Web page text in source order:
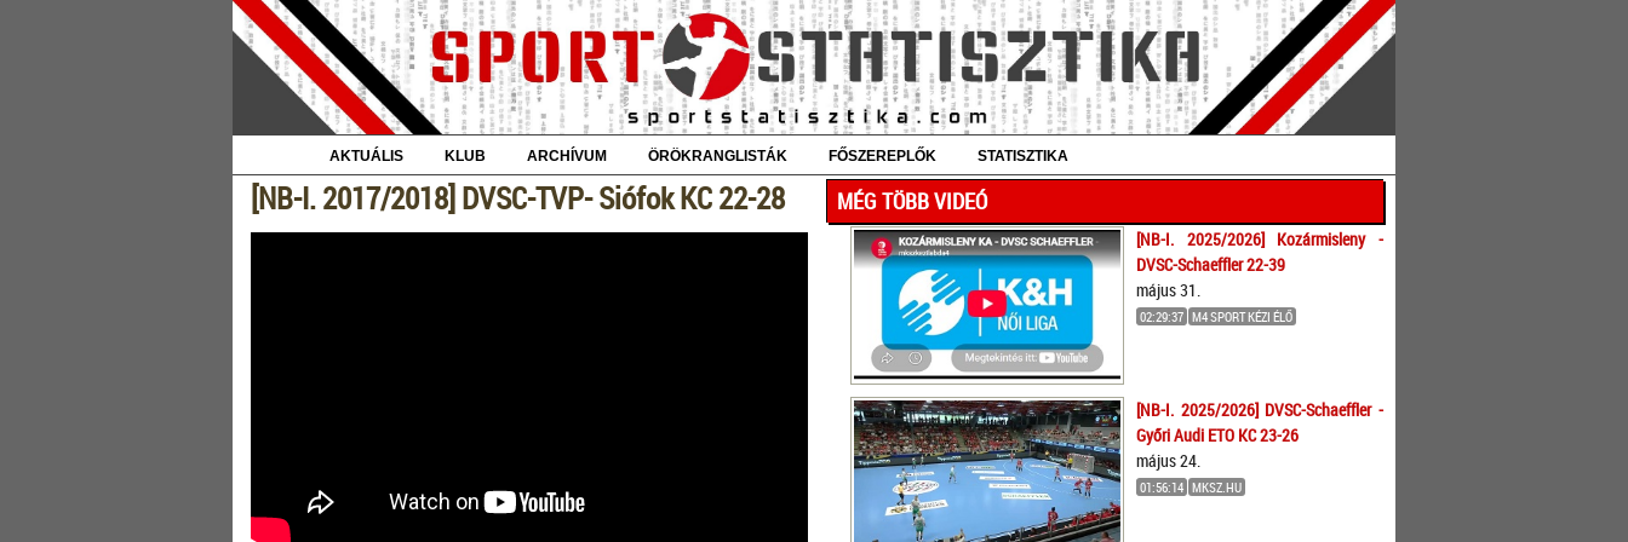
AKTUÁLIS KLUB ARCHÍVUM ÖRÖKRANGLISTÁK FŐSZEREPLŐK STATISZTIKA
[NB-I. 2017/2018] DVSC-TVP- Siófok KC 22-28 MÉG TÖBB VIDEÓ
[NB-I. 2025/2026] Kozármisleny -
DVSC-Schaeffler 22-39
május 31.
02:29:37 M4 SPORT KÉZI ÉLŐ
[NB-I. 2025/2026] DVSC-Schaeffler -
Győri Audi ETO KC 23-26
május 24.
01:56:14 MKSZ.HU